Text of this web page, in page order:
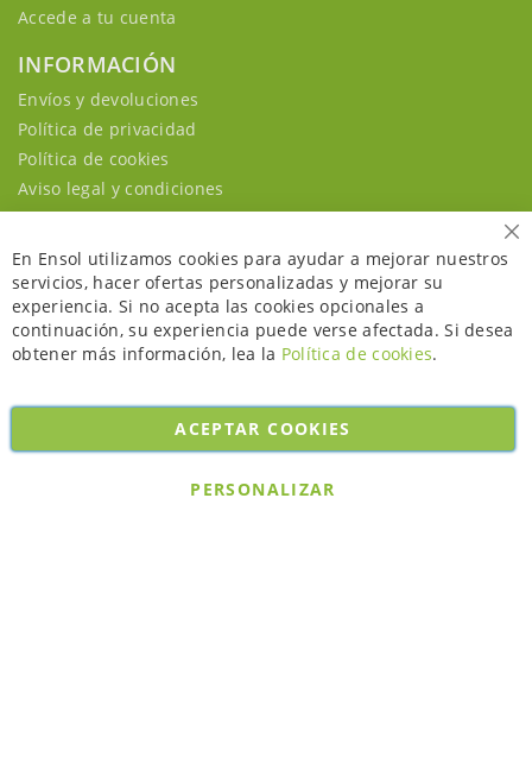
Accede a tu cuenta
INFORMACIÓN
Envíos y devoluciones
Política de privacidad
Política de cookies
Aviso legal y condiciones
Copyright © 2026. All rights reserved. Powered byBobaly Partners.
En Ensol utilizamos cookies para ayudar a mejorar nuestros
servicios, hacer ofertas personalizadas y mejorar su
experiencia. Si no acepta las cookies opcionales a
continuación, su experiencia puede verse afectada. Si desea
obtener más información, lea la Política de cookies.
ACEPTAR COOKIES
PERSONALIZAR